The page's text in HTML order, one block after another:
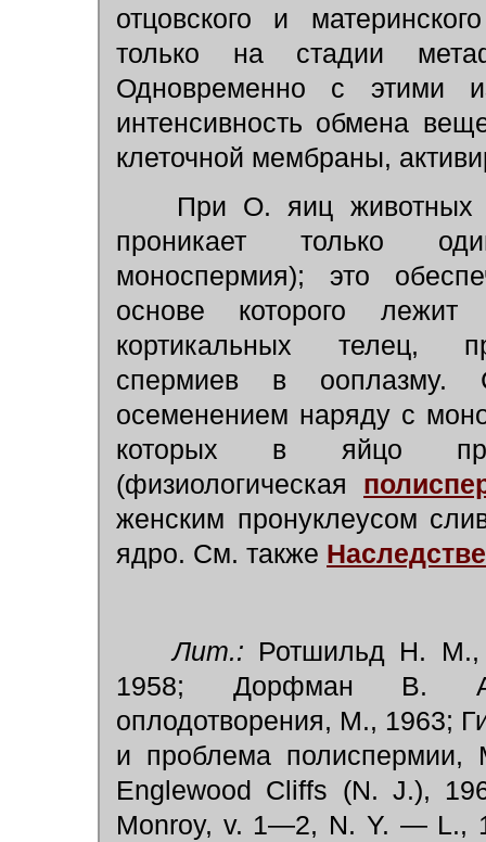
отцовского и
только на стадии
Одновременно с этими
интенсивность обмена
клеточной мембраны,
При О. яиц животных
проникает только
моноспермия); это
основе которого лежит
кортикальных телец,
спермиев в ооплазму.
осеменением наряду с
которых в яйцо
(физиологическая
женским пронуклеусом
ядро. См. также
Лит.: Ротшильд Н. М.,
1958; Дорфман В. А.,
оплодотворения, М., 1963;
и проблема
Englewood Cliffs (N. J.),
Monroy, v. 1—2, N. Y. — L.,